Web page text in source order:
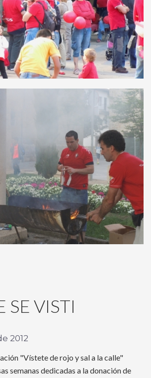
SE VISTI
2012
"Vístete de rojo y sal a la calle"
semanas dedicadas a la donación de